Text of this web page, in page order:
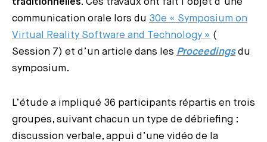
communication orale lors du 30e « Symposium on
Virtual Reality Software and Technology » (
Session 7) et d’un article dans les Proceedingsdu
symposium.
L’étude a impliqué 36 participants répartis en trois
groupes, suivant chacun un type de débriefing :
discussion verbale, appui d’une vidéo de la